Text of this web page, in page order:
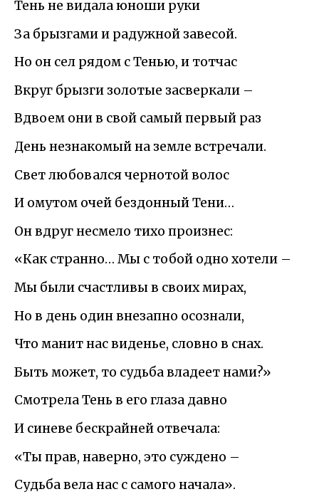
Тень не видала юноши руки
За брызгами и радужной завесой.
Но он сел рядом с Тенью, и тотчас
Вкруг брызги золотые засверкали –
Вдвоем они в свой самый первый раз
День незнакомый на земле встречали.
Свет любовался чернотой волос
И омутом очей бездонный Тени…
Он вдруг несмело тихо произнес:
«Как странно… Мы с тобой одно хотели –
Мы были счастливы в своих мирах,
Но в день один внезапно осознали,
Что манит нас виденье, словно в снах.
Быть может, то судьба владеет нами?»
Смотрела Тень в его глаза давно
И синеве бескрайней отвечала:
«Ты прав, наверно, это суждено –
Судьба вела нас с самого начала».